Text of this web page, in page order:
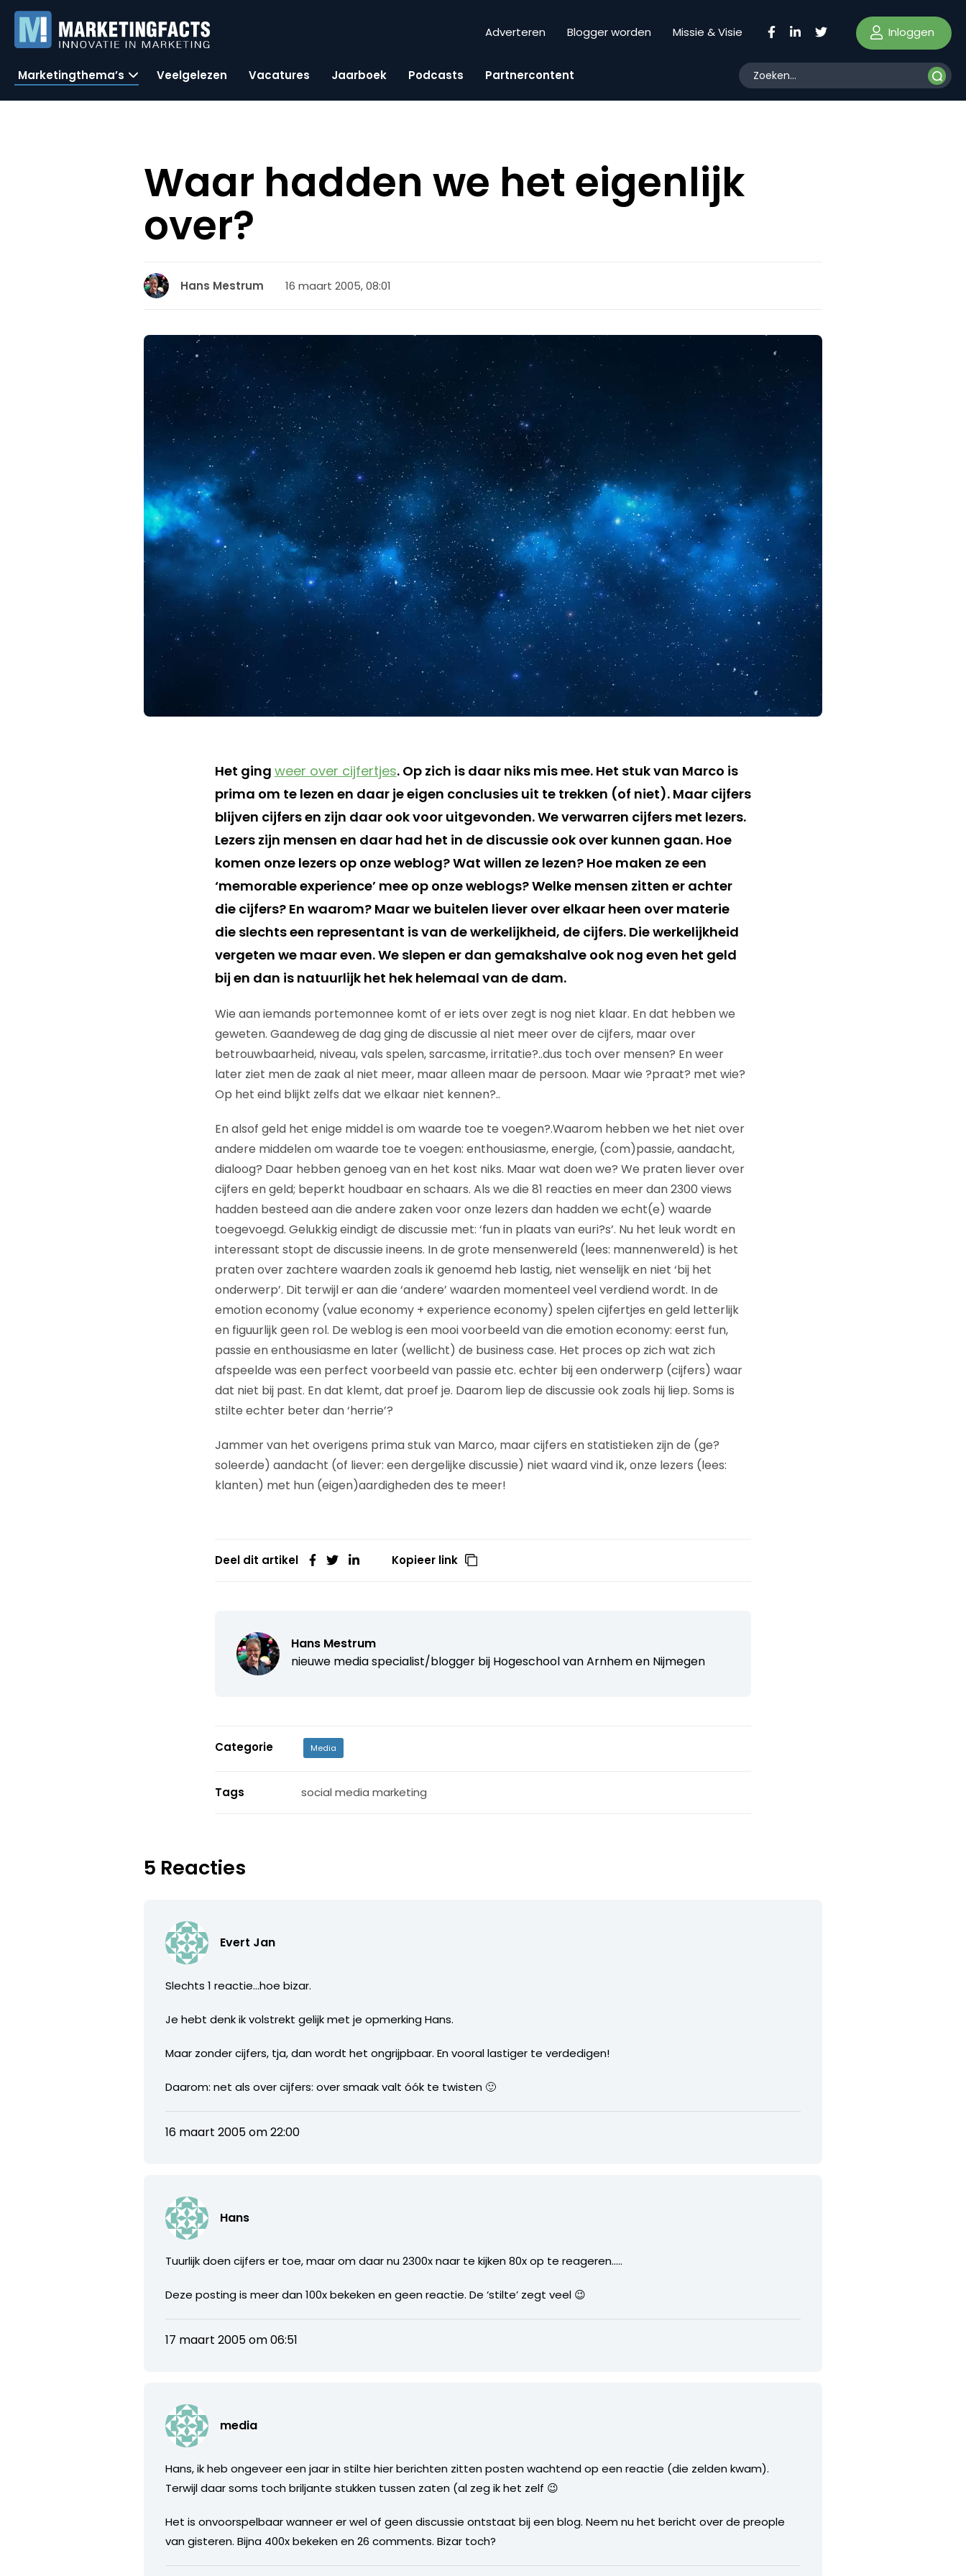
Adverteren Blogger worden Missie & Visie Inloggen
Marketingthema’s Veelgelezen Vacatures Jaarboek Podcasts Partnercontent
Waar hadden we het eigenlijk
over?
Hans Mestrum 16 maart 2005, 08:01
Het ging weer over cijfertjes. Op zich is daar niks mis mee. Het stuk van Marco is
prima om te lezen en daar je eigen conclusies uit te trekken (of niet). Maar cijfers
blijven cijfers en zijn daar ook voor uitgevonden. We verwarren cijfers met lezers.
Lezers zijn mensen en daar had het in de discussie ook over kunnen gaan. Hoe
komen onze lezers op onze weblog? Wat willen ze lezen? Hoe maken ze een
‘memorable experience’ mee op onze weblogs? Welke mensen zitten er achter
die cijfers? En waarom? Maar we buitelen liever over elkaar heen over materie
die slechts een representant is van de werkelijkheid, de cijfers. Die werkelijkheid
vergeten we maar even. We slepen er dan gemakshalve ook nog even het geld
bij en dan is natuurlijk het hek helemaal van de dam.
Wie aan iemands portemonnee komt of er iets over zegt is nog niet klaar. En dat hebben we
geweten. Gaandeweg de dag ging de discussie al niet meer over de cijfers, maar over
betrouwbaarheid, niveau, vals spelen, sarcasme, irritatie?..dus toch over mensen? En weer
later ziet men de zaak al niet meer, maar alleen maar de persoon. Maar wie ?praat? met wie?
Op het eind blijkt zelfs dat we elkaar niet kennen?..
En alsof geld het enige middel is om waarde toe te voegen?.Waarom hebben we het niet over
andere middelen om waarde toe te voegen: enthousiasme, energie, (com)passie, aandacht,
dialoog? Daar hebben genoeg van en het kost niks. Maar wat doen we? We praten liever over
cijfers en geld; beperkt houdbaar en schaars. Als we die 81 reacties en meer dan 2300 views
hadden besteed aan die andere zaken voor onze lezers dan hadden we echt(e) waarde
toegevoegd. Gelukkig eindigt de discussie met: ‘fun in plaats van euri?s’. Nu het leuk wordt en
interessant stopt de discussie ineens. In de grote mensenwereld (lees: mannenwereld) is het
praten over zachtere waarden zoals ik genoemd heb lastig, niet wenselijk en niet ‘bij het
onderwerp’. Dit terwijl er aan die ‘andere’ waarden momenteel veel verdiend wordt. In de
emotion economy (value economy + experience economy) spelen cijfertjes en geld letterlijk
en figuurlijk geen rol. De weblog is een mooi voorbeeld van die emotion economy: eerst fun,
passie en enthousiasme en later (wellicht) de business case. Het proces op zich wat zich
afspeelde was een perfect voorbeeld van passie etc. echter bij een onderwerp (cijfers) waar
dat niet bij past. En dat klemt, dat proef je. Daarom liep de discussie ook zoals hij liep. Soms is
stilte echter beter dan ‘herrie’?
Jammer van het overigens prima stuk van Marco, maar cijfers en statistieken zijn de (ge?
soleerde) aandacht (of liever: een dergelijke discussie) niet waard vind ik, onze lezers (lees:
klanten) met hun (eigen)aardigheden des te meer!
Deel dit artikel Kopieer link
Hans Mestrum
nieuwe media specialist/blogger bij Hogeschool van Arnhem en Nijmegen
Categorie Media
Tags social media marketing
5 Reacties
Evert Jan
Slechts 1 reactie…hoe bizar.
Je hebt denk ik volstrekt gelijk met je opmerking Hans.
Maar zonder cijfers, tja, dan wordt het ongrijpbaar. En vooral lastiger te verdedigen!
Daarom: net als over cijfers: over smaak valt óók te twisten 🙂
16 maart 2005 om 22:00
Hans
Tuurlijk doen cijfers er toe, maar om daar nu 2300x naar te kijken 80x op te reageren…..
Deze posting is meer dan 100x bekeken en geen reactie. De ‘stilte’ zegt veel 😉
17 maart 2005 om 06:51
media
Hans, ik heb ongeveer een jaar in stilte hier berichten zitten posten wachtend op een reactie (die zelden kwam).
Terwijl daar soms toch briljante stukken tussen zaten (al zeg ik het zelf 😉
Het is onvoorspelbaar wanneer er wel of geen discussie ontstaat bij een blog. Neem nu het bericht over de preople
van gisteren. Bijna 400x bekeken en 26 comments. Bizar toch?